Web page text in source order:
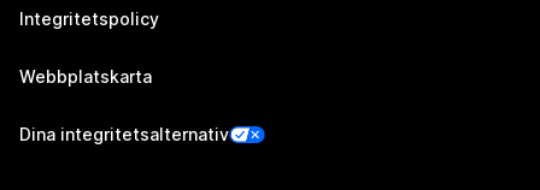
Integritetspolicy
Webbplatskarta
Dina integritetsalternativ